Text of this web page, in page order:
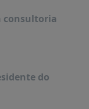
consultoria
do